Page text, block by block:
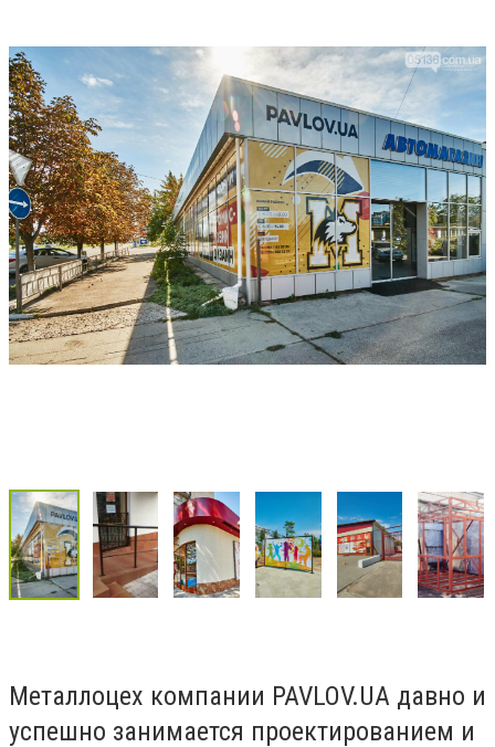
Металлоцех компании PAVLOV.UA давно и
успешно занимается проектированием и